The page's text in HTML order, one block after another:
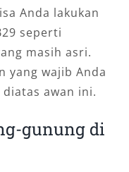
Anda lakukan
seperti
masih asri.
yang wajib Anda
awan ini.
gunung di